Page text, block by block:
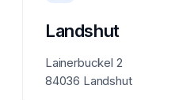
Landshut
Lainerbuckel 2
84036 Landshut